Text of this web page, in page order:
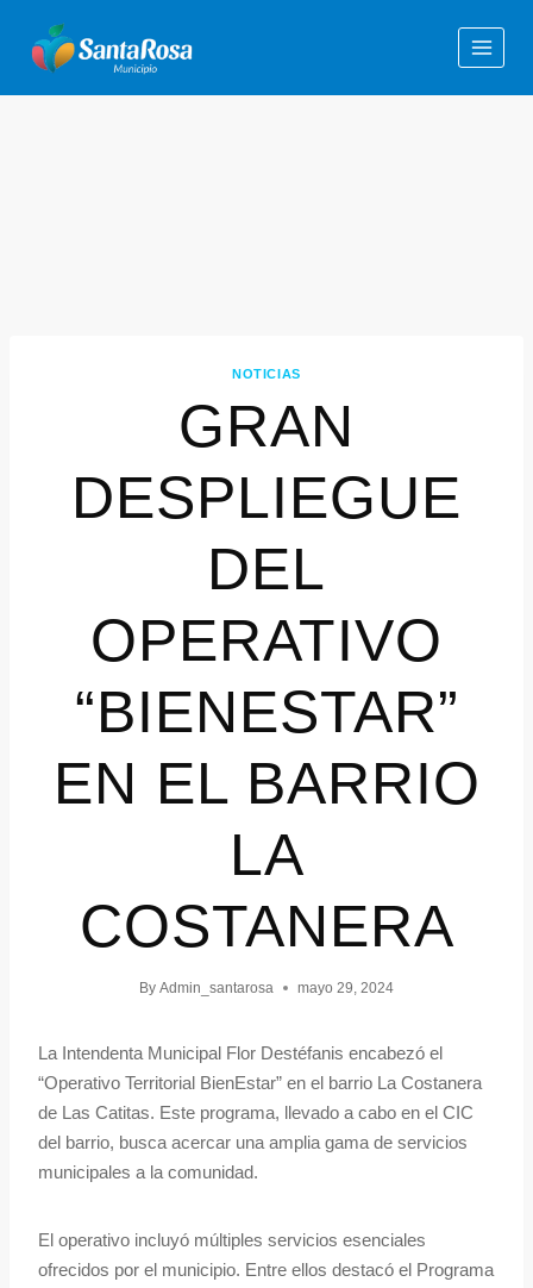
NOTICIAS
GRAN
DESPLIEGUE
DEL
OPERATIVO
“BIENESTAR”
EN EL BARRIO
LA
COSTANERA
By Admin_santarosa mayo 29, 2024
La Intendenta Municipal Flor Destéfanis encabezó el
“Operativo Territorial BienEstar” en el barrio La Costanera
de Las Catitas. Este programa, llevado a cabo en el CIC
del barrio, busca acercar una amplia gama de servicios
municipales a la comunidad.
El operativo incluyó múltiples servicios esenciales
ofrecidos por el municipio. Entre ellos destacó el Programa